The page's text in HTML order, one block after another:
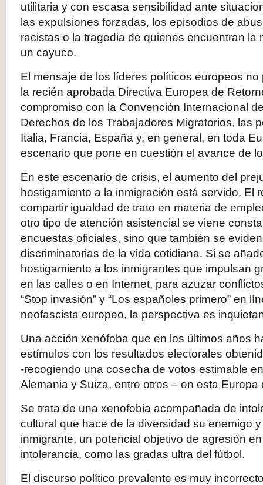
utilitaria y con escasa sensibilidad ante
las expulsiones forzadas, los episodios de
racistas o la tragedia de quienes encuentran la
un cayuco.
El mensaje de los líderes políticos europeos
la recién aprobada Directiva Europea de
compromiso con la Convención Internacional
Derechos de los Trabajadores Migratorios, las
Italia, Francia, España y, en general, en toda
escenario que pone en cuestión el avance de
En este escenario de crisis, el aumento del
hostigamiento a la inmigración está servido. El
compartir igualdad de trato en materia de
otro tipo de atención asistencial se viene
encuestas oficiales, sino que también se
discriminatorias de la vida cotidiana. Si se
hostigamiento a los inmigrantes que impulsan
en las calles o en Internet, para azuzar
“Stop invasión” y “Los españoles primero” en
neofascista europeo, la perspectiva es
Una acción xenófoba que en los últimos años
estímulos con los resultados electorales
-recogiendo una cosecha de votos estimable
Alemania y Suiza, entre otros – en esta Europa
Se trata de una xenofobia acompañada de
cultural que hace de la diversidad su enemigo
inmigrante, un potencial objetivo de agresión
intolerancia, como las gradas ultra del fútbol.
El discurso político prevalente es muy